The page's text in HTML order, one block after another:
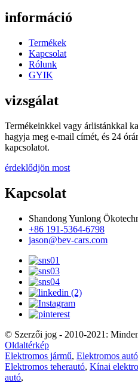
információ
Termékek
Kapcsolat
Rólunk
GYIK
vizsgálat
Termékeinkkel vagy árlistánkkal
hagyja meg e-mail címét, és 24
kapcsolatot.
érdeklődjön most
Kapcsolat
Shandong Yunlong
+86 191-5364-6798
jason@bev-cars.com
© Szerzői jog - 2010-2021:
Oldaltérkép
Elektromos jármű, Elektromos autó
Elektromos teherautó, Kínai
autó,